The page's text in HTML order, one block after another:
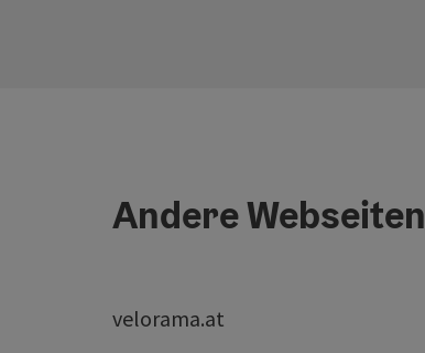
Andere Webseiten
velorama.at